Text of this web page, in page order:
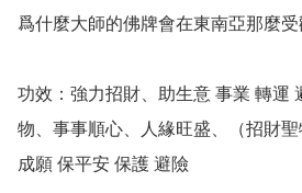
爲什麼大師的佛牌會在東南亞那麼受
功效：強力招財、助生意 事業 轉運
物、事事順心、人緣旺盛、（招財聖
成願 保平安 保護 避險